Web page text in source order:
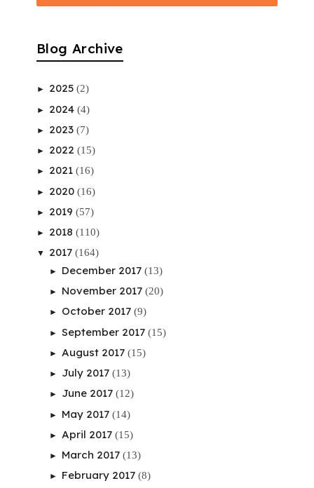
Blog Archive
► 2025 (2)
► 2024 (4)
► 2023 (7)
► 2022 (15)
► 2021 (16)
► 2020 (16)
► 2019 (57)
► 2018 (110)
▼ 2017 (164)
► December 2017 (13)
► November 2017 (20)
► October 2017 (9)
► September 2017 (15)
► August 2017 (15)
► July 2017 (13)
► June 2017 (12)
► May 2017 (14)
► April 2017 (15)
► March 2017 (13)
► February 2017 (8)